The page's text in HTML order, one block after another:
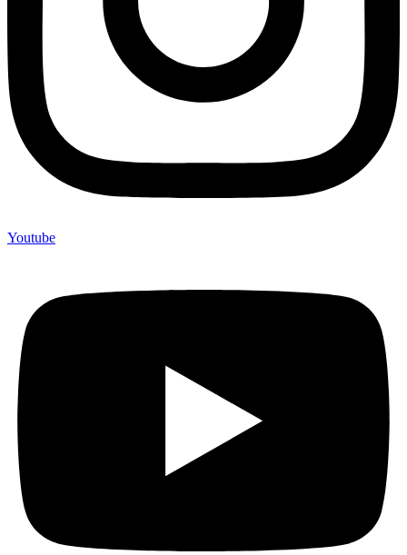
Youtube